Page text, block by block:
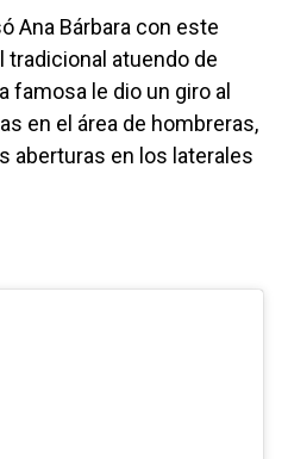
Ana Bárbara con este
atuendo de
famosa le dio un giro al
en el área de hombreras,
aberturas en los laterales